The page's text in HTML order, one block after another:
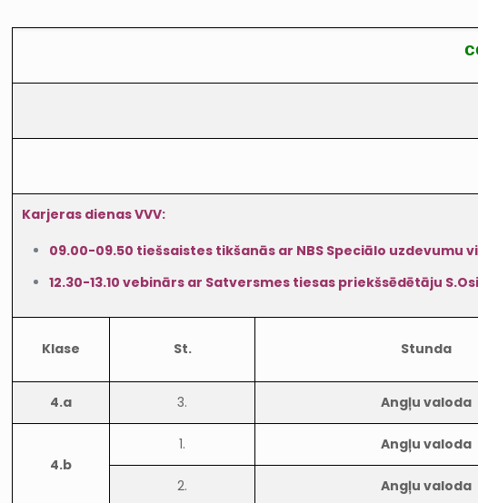
Karjeras dienas VVV:
09.00-09.50 tiešsaistes tikšanās ar NBS Speciālo uzdevumu
12.30-13.10 vebinārs ar Satversmes tiesas priekšsēdētāju
Klase St. Stunda
4.a 3. Angļu valoda
4.b
1. Angļu valoda
2. Angļu valoda